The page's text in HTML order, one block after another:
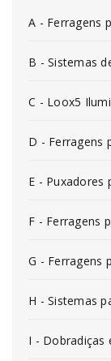
A - Ferragens
B - Sistemas
C - Loox5
D - Ferragens
E - Puxadores
F - Ferragens
G - Ferragens
H - Sistemas
I - Dobradiças